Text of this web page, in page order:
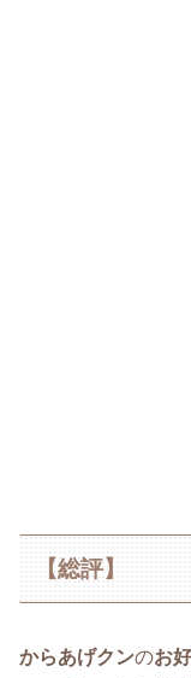
【総評】
からあげクンのお